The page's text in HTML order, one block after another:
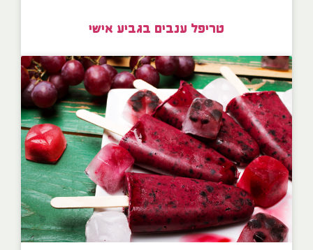
טריפל ענבים בגביע אישי